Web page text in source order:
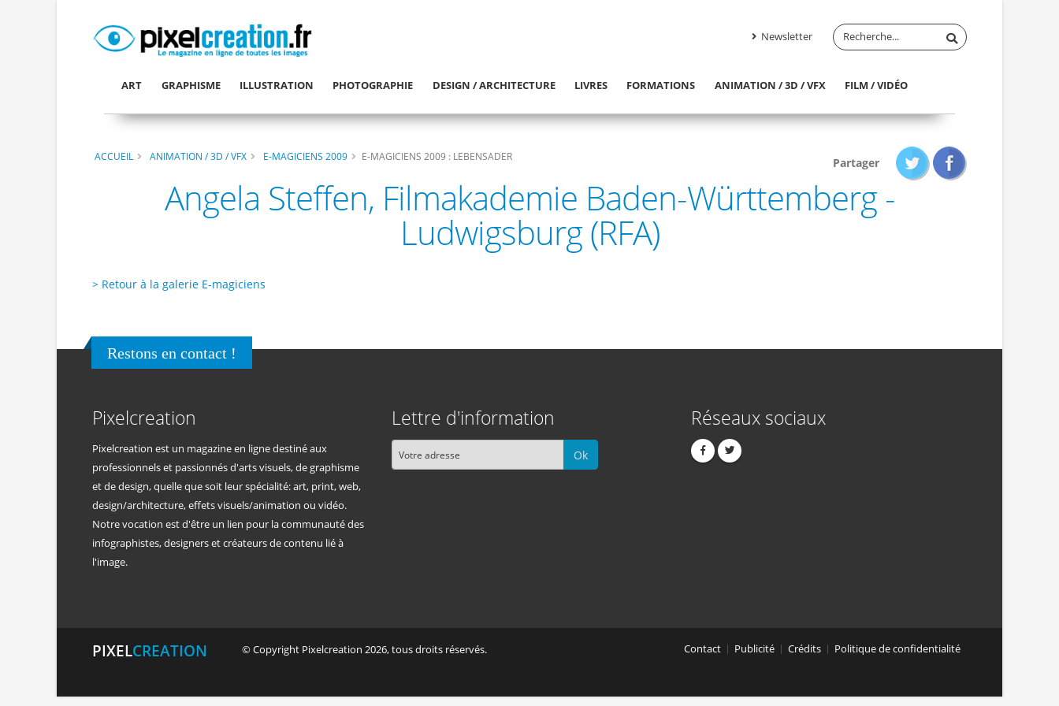
Newsletter
ART GRAPHISME ILLUSTRATION PHOTOGRAPHIE DESIGN / ARCHITECTURE LIVRES FORMATIONS ANIMATION / 3D / VFX FILM / VIDÉO
ACCUEIL ANIMATION / 3D / VFX E-MAGICIENS 2009 E-MAGICIENS 2009 : LEBENSADER Partager
Angela Steffen, Filmakademie Baden-Württemberg -
Ludwigsburg (RFA)
> Retour à la galerie E-magiciens
Restons en contact !
Pixelcreation
Pixelcreation est un magazine en ligne destiné aux
professionnels et passionnés d'arts visuels, de graphisme
et de design, quelle que soit leur spécialité: art, print, web,
design/architecture, effets visuels/animation ou vidéo.
Notre vocation est d'être un lien pour la communauté des
infographistes, designers et créateurs de contenu lié à
l'image.
Lettre d'information
Ok
Réseaux sociaux
PIXELCREATION © Copyright Pixelcreation 2026, tous droits réservés. Contact Publicité Crédits Politique de confidentialité